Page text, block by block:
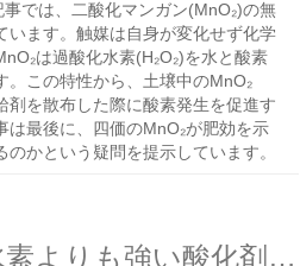
事では、二酸化マンガン(MnO₂)の無
います。触媒は自身が変化せず化学
は過酸化水素(H₂O₂)を水と酸素
。この特性から、土壌中のMnO₂
剤を散布した際に酸素発生を促進す
は最後に、四価のMnO₂が肥効を示
かという疑問を提示しています。
土壌中に過酸化水素よりも強い酸化剤はあるか？の続き